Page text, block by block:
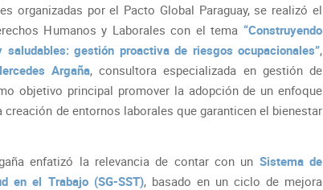
organizadas por el Pacto Global Paraguay, se realizó el
Humanos y Laborales con el tema “Construyendo
gestión proactiva de riesgos ocupacionales”,
Argaña, consultora especializada en gestión de
objetivo principal promover la adopción de un enfoque
de entornos laborales que garanticen el bienestar
enfatizó la relevancia de contar con un Sistema de
en el Trabajo (SG-SST), basado en un ciclo de mejora